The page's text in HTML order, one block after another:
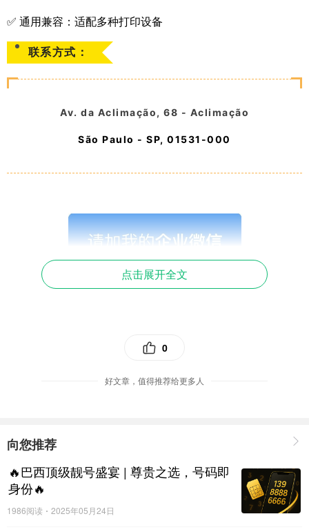
✅ 通用兼容：适配多种打印设备
联系方式：
Av. da Aclimação, 68 - Aclimação
São Paulo - SP, 01531-000
点击展开全文
0
好文章，值得推荐给更多人
向您推荐
🔥巴西顶级靓号盛宴 | 尊贵之选，号码即
身份🔥
1986阅读 2025年05月24日